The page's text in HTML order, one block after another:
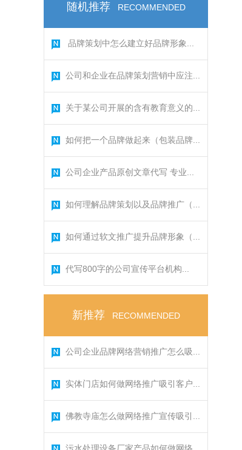
随机推荐 RECOMMENDED
品牌策划中怎么建立好品牌形象...
公司和企业在品牌策划营销中应注...
关于某公司开展的含有教育意义的...
如何把一个品牌做起来（包装品牌...
公司企业产品原创文章代写 专业...
如何理解品牌策划以及品牌推广（...
如何通过软文推广提升品牌形象（...
代写800字的公司宣传平台机构...
新推荐 RECOMMENDED
公司企业品牌网络营销推广怎么吸...
实体门店如何做网络推广吸引客户...
佛教寺庙怎么做网络推广宣传吸引...